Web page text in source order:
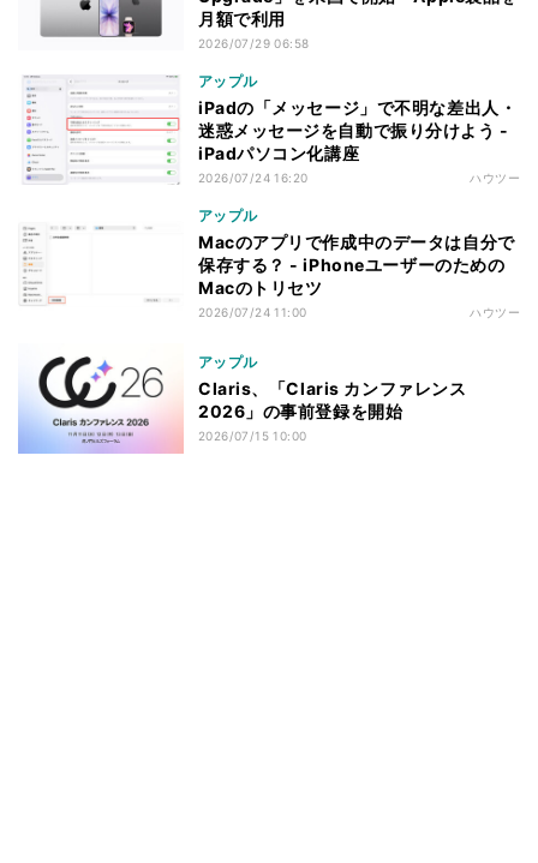
月額で利用
2026/07/29 06:58
アップル
iPadの「メッセージ」で不明な差出人・
迷惑メッセージを自動で振り分けよう -
iPadパソコン化講座
2026/07/24 16:20 ハウツー
アップル
Macのアプリで作成中のデータは自分で
保存する？ - iPhoneユーザーのための
Macのトリセツ
2026/07/24 11:00 ハウツー
アップル
Claris、「Claris カンファレンス
2026」の事前登録を開始
2026/07/15 10:00